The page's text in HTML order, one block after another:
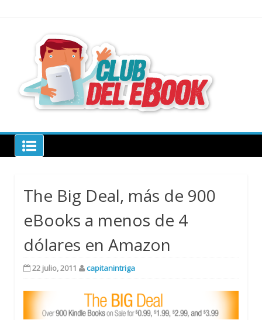
Club del ebook
The Big Deal, más de 900
eBooks a menos de 4
dólares en Amazon
22 julio, 2011 capitanintriga